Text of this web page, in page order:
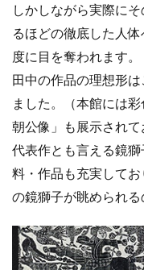
しかしながら実際に
るほどの徹底した人
度に目を奪われます。
田中の作品の理想形
ました。（本館には
朝公像」も展示されて
代表作とも言える鏡
料・作品も充実して
の鏡獅子が眺められる